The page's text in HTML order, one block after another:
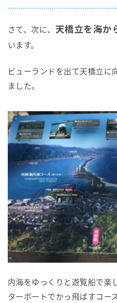
さて、次に、 天橋立を海か
います。
ビューランドを出て天橋立に
ました。
内海をゆっくりと遊覧船で楽
ターボートでかっ飛ばすコー